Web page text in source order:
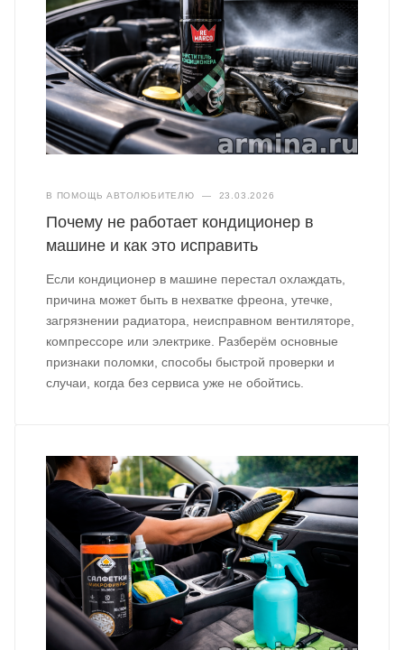
В ПОМОЩЬ АВТОЛЮБИТЕЛЮ — 23.03.2026
Почему не работает кондиционер в
машине и как это исправить
Если кондиционер в машине перестал охлаждать,
причина может быть в нехватке фреона, утечке,
загрязнении радиатора, неисправном вентиляторе,
компрессоре или электрике. Разберём основные
признаки поломки, способы быстрой проверки и
случаи, когда без сервиса уже не обойтись.